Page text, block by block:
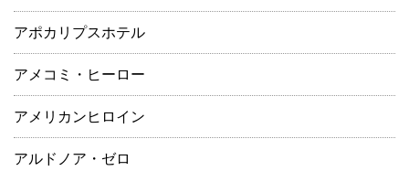
アポカリプスホテル
アメコミ・ヒーロー
アメリカンヒロイン
アルドノア・ゼロ